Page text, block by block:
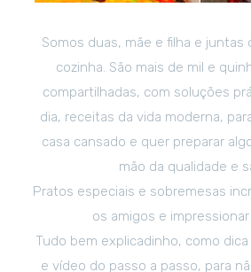
Somos duas, mãe e filha e juntas
cozinha. São mais de mil e
compartilhadas, com soluções
dia, receitas da vida moderna,
casa cansado e quer preparar
mão da qualidade e
Pratos especiais e sobremesas
os amigos e impressionar
Tudo bem explicadinho, como
e vídeo do passo a passo, para